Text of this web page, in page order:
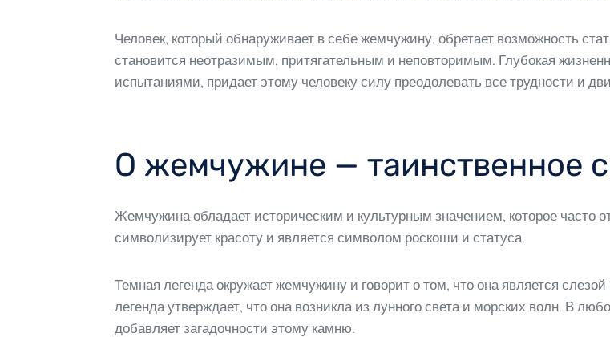
Человек, который обнаруживает в себе жемчужину, обретает возможность
становится неотразимым, притягательным и неповторимым. Глубокая
испытаниями, придает этому человеку силу преодолевать все трудности и
О жемчужине — таинственное
Жемчужина обладает историческим и культурным значением, которое часто
символизирует красоту и является символом роскоши и статуса.
Темная легенда окружает жемчужину и говорит о том, что она является
легенда утверждает, что она возникла из лунного света и морских волн. В
добавляет загадочности этому камню.